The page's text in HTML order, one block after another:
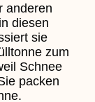
anderen
diesen
sie
zum
Schnee
packen